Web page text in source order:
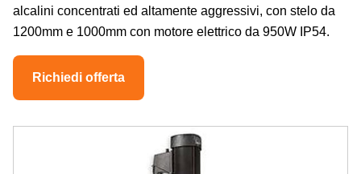
alcalini concentrati ed altamente aggressivi, con stelo da
1200mm e 1000mm con motore elettrico da 950W IP54.
Richiedi offerta